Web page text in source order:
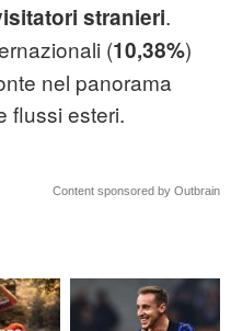
stranieri.
(10,38%)
nel panorama
flussi esteri.
Content sponsored by Outbrain